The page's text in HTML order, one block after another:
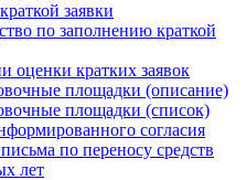
заявки
по заполнению краткой
оценки кратких заявок
площадки (описание)
площадки (список)
согласия
по переносу средств
лет